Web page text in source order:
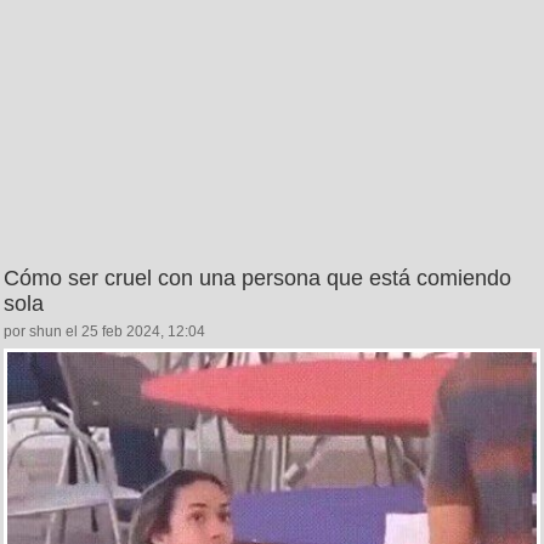
Cómo ser cruel con una persona que está comiendo
sola
por shun el 25 feb 2024, 12:04